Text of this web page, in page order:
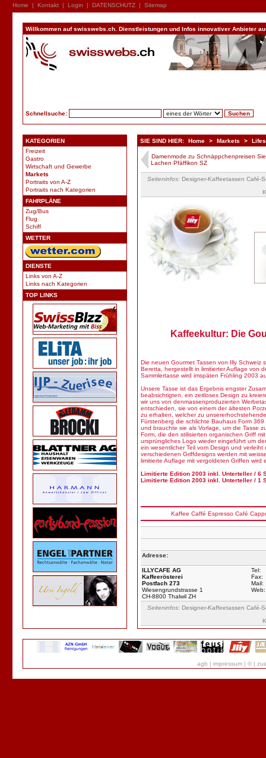
Home | Kontakt | Login | DATENSCHUTZ | Sitemap
Willkommen auf swisswebs.ch. Dienstleistungen und Infos innovativer Anbieter
Schnellsuche:
KATEGORIEN
Freizeit
Gastro
Wirtschaft und Gewerbe
Markets
Portraits von A-Z
Portraits nach Kategorien
FAHRPLÄNE
Zug/Bus
Flug
Schiff
WETTER
DIENSTE
Links von A-Z
Links nach Kategorien
TOP LINKS
SIE SIND HIER: Home > Markets >
Damenmode zu Schnäppchenpreisen
Lachen Pfäffikon SZ
Seiteninfos: Designer-Kaffeetassen Café-
Kaffeekultur: Die
Die neuen Gourmet Tassen von Illy Schweiz
Beretta, hergestellt in limitierter Auflage von
Sammlertasse wird imspäten Frühling 2003
Unsere Tasse ist das Ergebnis engster
beabsichtigten, ein zeitloses Design zu
wir uns von denmassenproduzierten
entschieden, sie von einem der ältesten
zu erhalten, welcher zu
Fürstenberg die schlichte Bauhaus Form
und brauchte sie als Vorlage, um die Tasse
Form, die den stilisierten organischen Griff
ursprüngliches Logo wieder eingeführt um
ein wesentlicher Teil vom Design und
verschiedenen Griffdesigns werden mit
limitierte Auflage mit vergoldeten Griffen
Limitierte Edition 2003 inkl. Unterteller / 6
Limitierte Edition 2003 inkl. Unterteller / 1
Kaffee Caffé Espresso Café
Adresse:
ILLYCAFE AG
Kaffeerösterei
Postfach 273
Wiesengrundstrasse 1
CH-8800 Thalwil ZH
Tel:
Fax:
Mail:
Web:
Seiteninfos: Designer-Kaffeetassen Café-
agb | impressum | © |